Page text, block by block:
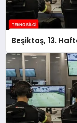
Beşiktaş, 13.